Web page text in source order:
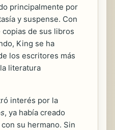
principalmente por
y suspense. Con
de sus libros
King se ha
los escritores más
literatura
interés por la
, ya había creado
su hermano. Sin